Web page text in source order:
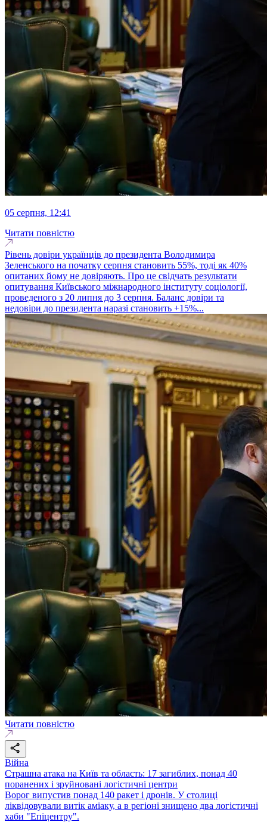
05 серпня, 12:41
Читати повністю
Рівень довіри українців до президента Володимира
Зеленського на початку серпня становить 55%, тоді як 40%
опитаних йому не довіряють. Про це свідчать результати
опитування Київського міжнародного інституту соціології,
проведеного з 20 липня до 3 серпня. Баланс довіри та
недовіри до президента наразі становить +15%...
Читати повністю
Війна
Страшна атака на Київ та область: 17 загиблих, понад 40
поранених і зруйновані логістичні центри
Ворог випустив понад 140 ракет і дронів. У столиці
ліквідовували витік аміаку, а в регіоні знищено два логістичні
хаби "Епіцентру".